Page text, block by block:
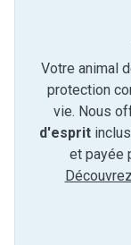
Votre animal
protection
vie. Nous
d'esprit
et payée